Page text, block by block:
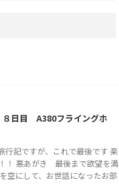
日目 A380フライングホ
行記ですが、これで最後です 楽
！ 悪あがき 最後まで欲望を満
空にして、お世話になったお部